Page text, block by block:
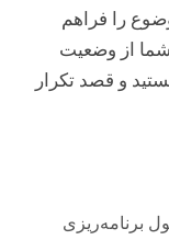
را فراهم
از وضعیت
و قصد تکرار
برنامه‌ریزی